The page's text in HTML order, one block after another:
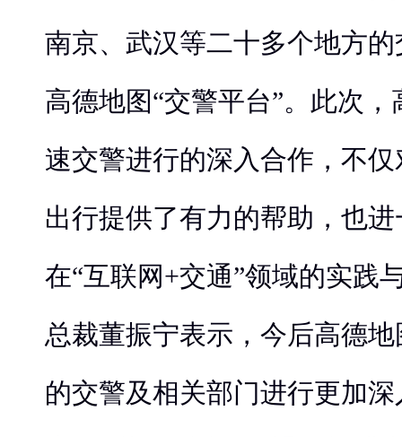
南京、武汉等二十多个地方
高德地图“交警平台”。此次
速交警进行的深入合作，不
出行提供了有力的帮助，也
在“互联网+交通”领域的实践
总裁董振宁表示，今后高德
的交警及相关部门进行更加